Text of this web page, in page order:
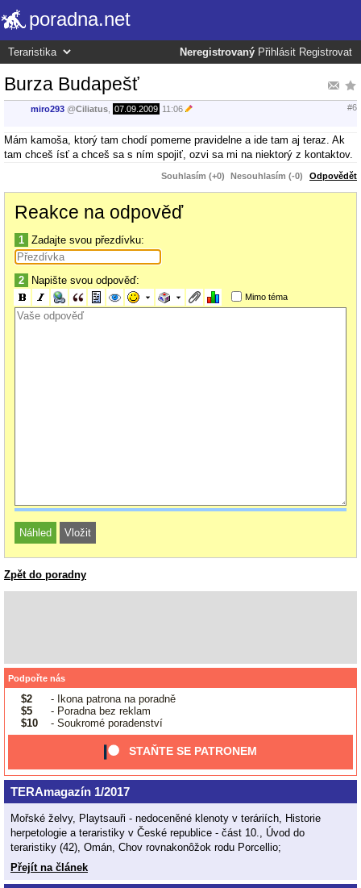
poradna.net
Neregistrovaný Přihlásit Registrovat
Burza Budapešť
miro293 @Ciliatus 07.09.2009 11:06 #6
Mám kamoša, ktorý tam chodí pomerne pravidelne a ide tam aj teraz. Ak
tam chceš ísť a chceš sa s ním spojiť, ozvi sa mi na niektorý z kontaktov.
Souhlasím (+0) Nesouhlasím (-0) Odpovědět
Reakce na odpověď
1 Zadajte svou přezdívku:
2 Napište svou odpověď:
Mimo téma
Zpět do poradny
Podpořte nás
$2
- Ikona patrona na poradně
$5
- Poradna bez reklam
$10
- Soukromé poradenství
STAŇTE SE PATRONEM
TERAmagazín 1/2017
Mořské želvy, Playtsauři - nedoceněné klenoty v teráriích, Historie
herpetologie a teraristiky v České republice - část 10., Úvod do
teraristiky (42), Omán, Chov rovnakonôžok rodu Porcellio;
Přejít na článek